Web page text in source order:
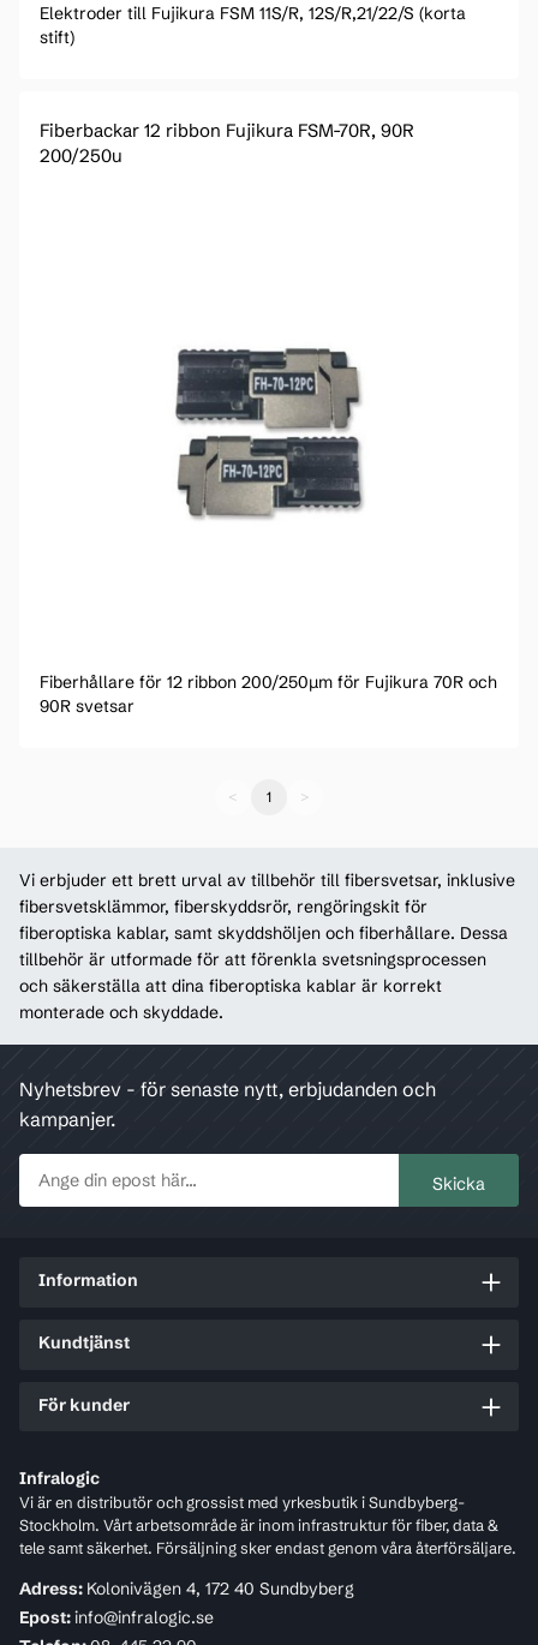
Elektroder till Fujikura FSM 11S/R, 12S/R,21/22/S (korta
stift)
Fiberbackar 12 ribbon Fujikura FSM-70R, 90R
200/250u
Fiberhållare för 12 ribbon 200/250µm för Fujikura 70R och
90R svetsar
< 1 >
Vi erbjuder ett brett urval av tillbehör till fibersvetsar, inklusive
fibersvetsklämmor, fiberskyddsrör, rengöringskit för
fiberoptiska kablar, samt skyddshöljen och fiberhållare. Dessa
tillbehör är utformade för att förenkla svetsningsprocessen
och säkerställa att dina fiberoptiska kablar är korrekt
monterade och skyddade.
Nyhetsbrev - för senaste nytt, erbjudanden och
kampanjer.
Infralogic
Vi är en distributör och grossist med yrkesbutik i Sundbyberg-
Stockholm. Vårt arbetsområde är inom infrastruktur för fiber, data &
tele samt säkerhet. Försäljning sker endast genom våra återförsäljare.
Adress: Kolonivägen 4, 172 40 Sundbyberg
Epost:info@infralogic.se
Information
Kundtjänst
För kunder